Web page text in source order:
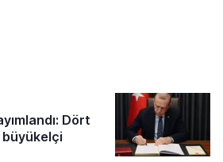
Dört